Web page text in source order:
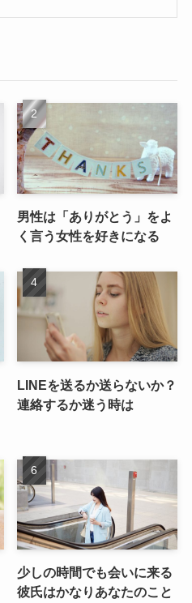
男性は「ありがとう」をよ
く言う女性を好きになる
LINEを送るか送らないか？
連絡するか迷う時は
少しの時間でも会いに来る
彼氏はかなりあなたのこと